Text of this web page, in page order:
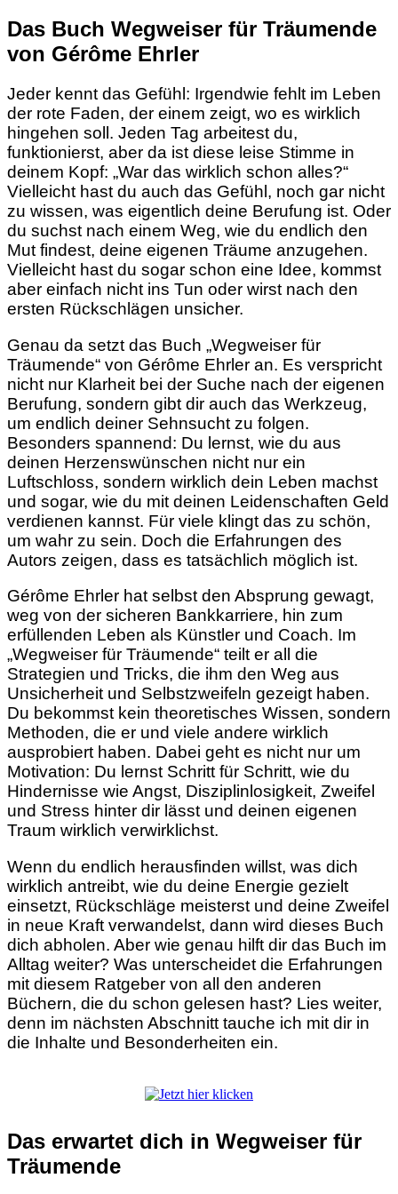
Das Buch Wegweiser für Träumende
von Gérôme Ehrler
Jeder kennt das Gefühl: Irgendwie fehlt im Leben
der rote Faden, der einem zeigt, wo es wirklich
hingehen soll. Jeden Tag arbeitest du,
funktionierst, aber da ist diese leise Stimme in
deinem Kopf: „War das wirklich schon alles?“
Vielleicht hast du auch das Gefühl, noch gar nicht
zu wissen, was eigentlich deine Berufung ist. Oder
du suchst nach einem Weg, wie du endlich den
Mut findest, deine eigenen Träume anzugehen.
Vielleicht hast du sogar schon eine Idee, kommst
aber einfach nicht ins Tun oder wirst nach den
ersten Rückschlägen unsicher.
Genau da setzt das Buch „Wegweiser für
Träumende“ von Gérôme Ehrler an. Es verspricht
nicht nur Klarheit bei der Suche nach der eigenen
Berufung, sondern gibt dir auch das Werkzeug,
um endlich deiner Sehnsucht zu folgen.
Besonders spannend: Du lernst, wie du aus
deinen Herzenswünschen nicht nur ein
Luftschloss, sondern wirklich dein Leben machst
und sogar, wie du mit deinen Leidenschaften Geld
verdienen kannst. Für viele klingt das zu schön,
um wahr zu sein. Doch die Erfahrungen des
Autors zeigen, dass es tatsächlich möglich ist.
Gérôme Ehrler hat selbst den Absprung gewagt,
weg von der sicheren Bankkarriere, hin zum
erfüllenden Leben als Künstler und Coach. Im
„Wegweiser für Träumende“ teilt er all die
Strategien und Tricks, die ihm den Weg aus
Unsicherheit und Selbstzweifeln gezeigt haben.
Du bekommst kein theoretisches Wissen, sondern
Methoden, die er und viele andere wirklich
ausprobiert haben. Dabei geht es nicht nur um
Motivation: Du lernst Schritt für Schritt, wie du
Hindernisse wie Angst, Disziplinlosigkeit, Zweifel
und Stress hinter dir lässt und deinen eigenen
Traum wirklich verwirklichst.
Wenn du endlich herausfinden willst, was dich
wirklich antreibt, wie du deine Energie gezielt
einsetzt, Rückschläge meisterst und deine Zweifel
in neue Kraft verwandelst, dann wird dieses Buch
dich abholen. Aber wie genau hilft dir das Buch im
Alltag weiter? Was unterscheidet die Erfahrungen
mit diesem Ratgeber von all den anderen
Büchern, die du schon gelesen hast? Lies weiter,
denn im nächsten Abschnitt tauche ich mit dir in
die Inhalte und Besonderheiten ein.
Das erwartet dich in Wegweiser für
Träumende